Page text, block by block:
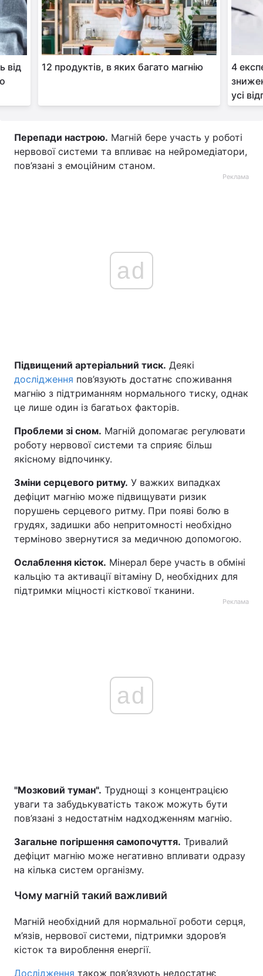
від
12 продуктів, в яких багато магнію
4
усі
Перепади настрою. Магній бере участь у роботі
нервової системи та впливає на нейромедіатори,
пов’язані з емоційним станом.
Реклама
ad
Підвищений артеріальний тиск. Деякі
дослідження пов’язують достатнє споживання
магнію з підтриманням нормального тиску, однак
це лише один із багатьох факторів.
Проблеми зі сном. Магній допомагає регулювати
роботу нервової системи та сприяє більш
якісному відпочинку.
Зміни серцевого ритму. У важких випадках
дефіцит магнію може підвищувати ризик
порушень серцевого ритму. При появі болю в
грудях, задишки або непритомності необхідно
терміново звернутися за медичною допомогою.
Ослаблення кісток. Мінерал бере участь в обміні
кальцію та активації вітаміну D, необхідних для
підтримки міцності кісткової тканини.
Реклама
ad
"Мозковий туман". Труднощі з концентрацією
уваги та забудькуватість також можуть бути
пов’язані з недостатнім надходженням магнію.
Загальне погіршення самопочуття. Тривалий
дефіцит магнію може негативно впливати одразу
на кілька систем організму.
Чому магній такий важливий
Магній необхідний для нормальної роботи серця,
м’язів, нервової системи, підтримки здоров’я
кісток та вироблення енергії.
Дослідження також пов’язують недостатнє